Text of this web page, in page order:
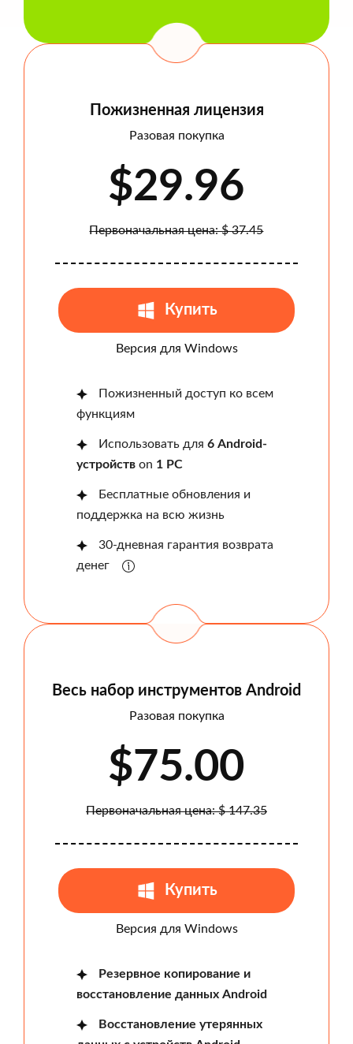
Пожизненная лицензия
Разовая покупка
$29.96
Первоначальная цена: $ 37.45
Купить
Версия для Windows
Пожизненный доступ ко всем
функциям
Использовать для 6 Android-
устройств on 1 PC
Бесплатные обновления и
поддержка на всю жизнь
30-дневная гарантия возврата
денег
Весь набор инструментов Android
Разовая покупка
$75.00
Первоначальная цена: $ 147.35
Купить
Версия для Windows
Резервное копирование и
восстановление данных Android
Восстановление утерянных